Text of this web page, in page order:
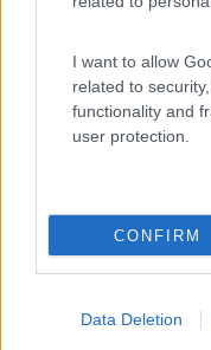
I want to allow
related to
functionality and
user protection.
CONFIRM
Data Deletion
sono nuovissimi e
immerso nella
solo campi,
Accessibilità
enbris
Bel campeggio,